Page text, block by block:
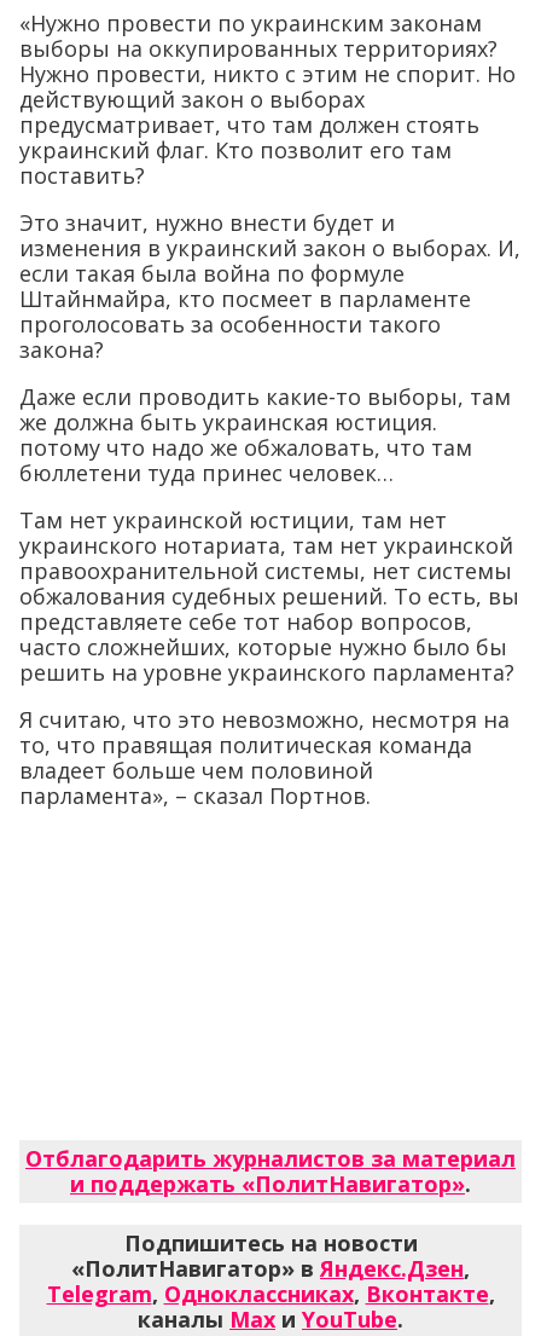
«Нужно провести по украинским законам
выборы на оккупированных территориях?
Нужно провести, никто с этим не спорит. Но
действующий закон о выборах
предусматривает, что там должен стоять
украинский флаг. Кто позволит его там
поставить?
Это значит, нужно внести будет и
изменения в украинский закон о выборах. И,
если такая была война по формуле
Штайнмайра, кто посмеет в парламенте
проголосовать за особенности такого
закона?
Даже если проводить какие-то выборы, там
же должна быть украинская юстиция.
потому что надо же обжаловать, что там
бюллетени туда принес человек…
Там нет украинской юстиции, там нет
украинского нотариата, там нет украинской
правоохранительной системы, нет системы
обжалования судебных решений. То есть, вы
представляете себе тот набор вопросов,
часто сложнейших, которые нужно было бы
решить на уровне украинского парламента?
Я считаю, что это невозможно, несмотря на
то, что правящая политическая команда
владеет больше чем половиной
парламента», – сказал Портнов.
Отблагодарить журналистов за материал
и поддержать «ПолитНавигатор».
Подпишитесь на новости
«ПолитНавигатор» вЯндекс.Дзен,
Telegram, Одноклассниках, Вконтакте,
каналы Max и YouTube.